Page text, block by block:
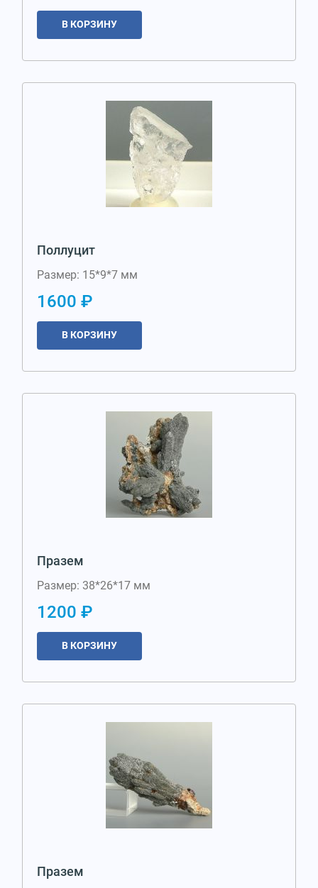
В КОРЗИНУ
Поллуцит
Размер: 15*9*7 мм
1600 ₽
В КОРЗИНУ
Празем
Размер: 38*26*17 мм
1200 ₽
В КОРЗИНУ
Празем